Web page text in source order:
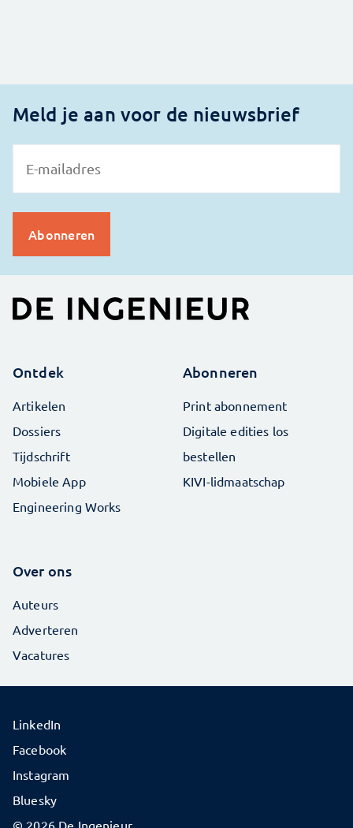
Meld je aan voor de nieuwsbrief
Ontdek
Artikelen
Dossiers
Tijdschrift
Mobiele App
Engineering Works
Abonneren
Print abonnement
Digitale edities los
bestellen
KIVI-lidmaatschap
Over ons
Auteurs
Adverteren
Vacatures
LinkedIn
Facebook
Instagram
Bluesky